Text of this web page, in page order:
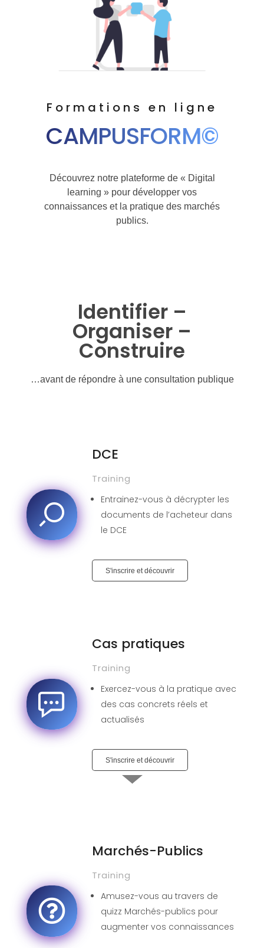
Formations en ligne
CAMPUSFORM©
Découvrez notre plateforme de « Digital
learning » pour développer vos
connaissances et la pratique des marchés
publics.
Identifier –
Organiser –
Construire
…avant de répondre à une consultation publique
DCE
Training
Entrainez-vous à décrypter les
documents de l’acheteur dans
le DCE
S'inscrire et découvrir
Cas pratiques
Training
Exercez-vous à la pratique avec
des cas concrets réels et
actualisés
S'inscrire et découvrir
Marchés-Publics
Training
Amusez-vous au travers de
quizz Marchés-publics pour
augmenter vos connaissances